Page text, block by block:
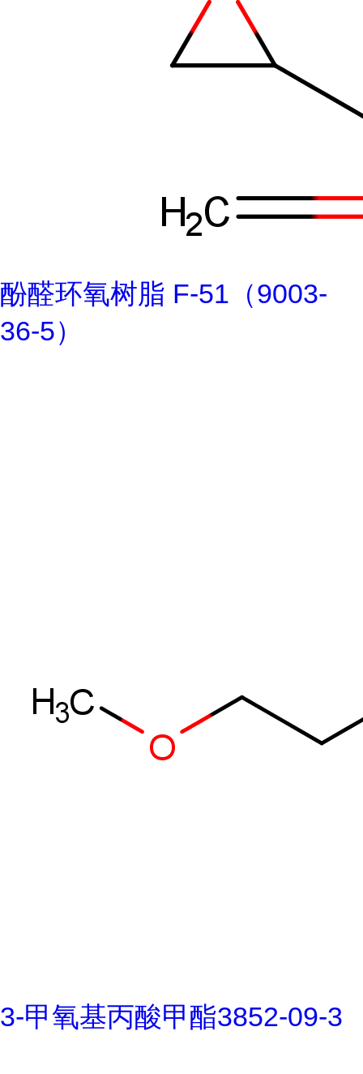
酚醛环氧树脂 F-51（9003-
36-5）
3-甲氧基丙酸甲酯3852-09-3